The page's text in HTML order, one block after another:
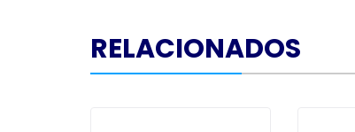
RELACIONADOS